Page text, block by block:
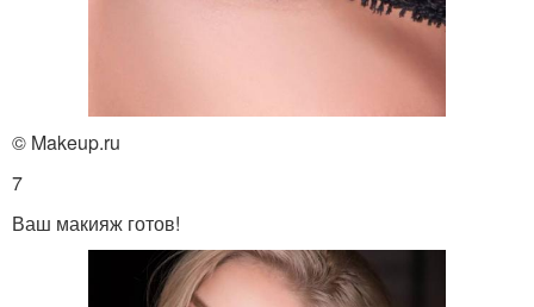
© Makeup.ru
7
Ваш макияж готов!